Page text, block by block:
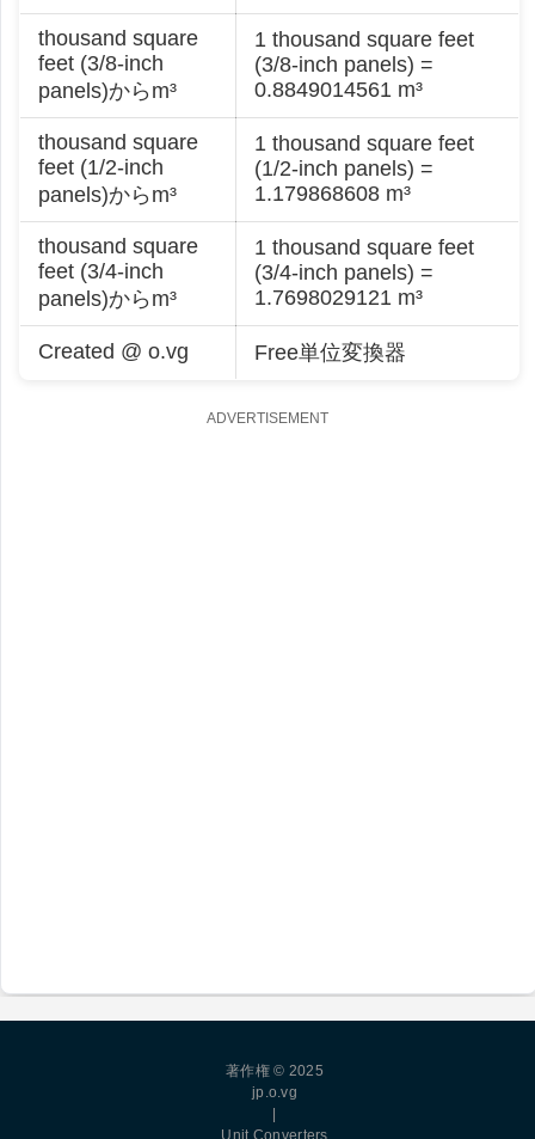
thousand square
feet (3/8-inch
panels)からm³
1 thousand square feet
(3/8-inch panels) =
0.8849014561 m³
thousand square
feet (1/2-inch
panels)からm³
1 thousand square feet
(1/2-inch panels) =
1.179868608 m³
thousand square
feet (3/4-inch
panels)からm³
1 thousand square feet
(3/4-inch panels) =
1.7698029121 m³
Created @ o.vg Free単位変換器
著作権 © 2025
jp.o.vg
|
Unit Converters